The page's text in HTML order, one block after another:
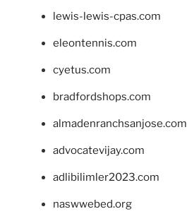
lewis-lewis-cpas.com
eleontennis.com
cyetus.com
bradfordshops.com
almadenranchsanjose.com
advocatevijay.com
adlibilimler2023.com
naswwebed.org